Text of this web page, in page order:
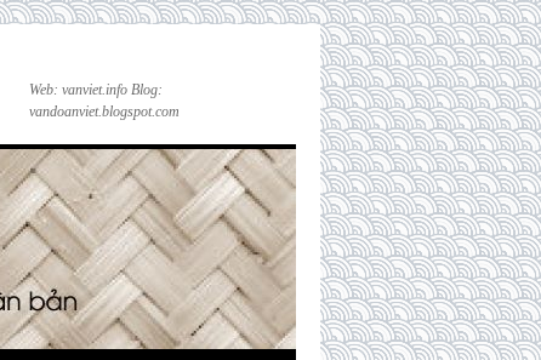
Web: vanviet.info Blog:
vandoanviet.blogspot.com